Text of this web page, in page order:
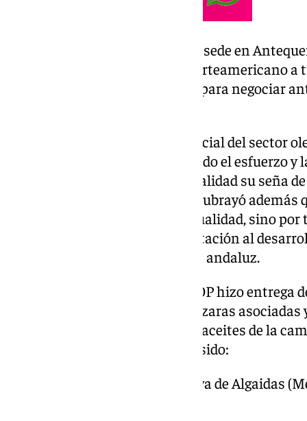
Cabe recordar que la marca con sede en
con presencia en el mercado norteamericano a
una vez más claridad y firmeza para negociar
El Alcalde destacó el papel esencial del sector
social de Andalucía, reivindicando el esfuerzo
cooperativas que “hacen de la calidad su seña
todo el mundo”. Manolo Barón subrayó además
cooperativa del mundo por casualidad, sino
dedicación”, resaltando su aportación al
internacional del aceite de oliva andaluz.
En el transcurso del acto, DCOOP hizo
con los que reconoce a las almazaras
por haber obtenido los mejores aceites de la
categorías. Los premiados han sido:
– SCA Oleoalgaidas de Villanueva de Algaidas